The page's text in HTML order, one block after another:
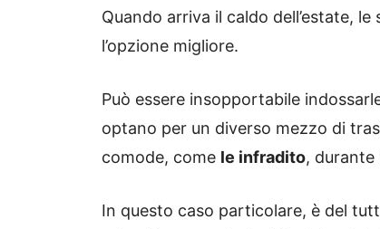
Quando arriva il caldo dell’estate,
l’opzione migliore.
Può essere insopportabile
optano per un diverso mezzo di
comode, come le infradito, durante
In questo caso particolare, è del